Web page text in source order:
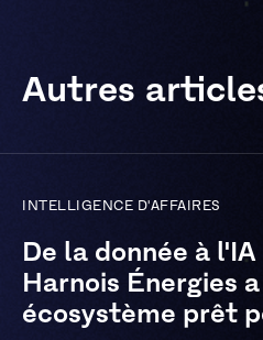
Autres
INTELLIGENCE D'AFFAIRES
De la donnée à
Harnois Énergies
écosystème prêt